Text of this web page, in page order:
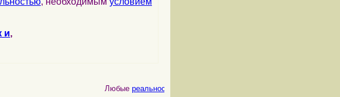
и,
Любыереальности